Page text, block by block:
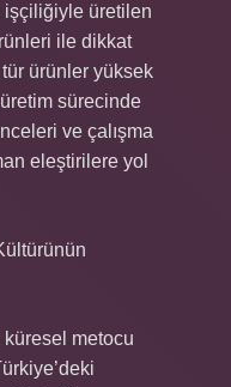
işçiliğiyle üretilen
ile dikkat
ürünler yüksek
sürecinde
ve çalışma
eleştirilere yol
küresel metocu